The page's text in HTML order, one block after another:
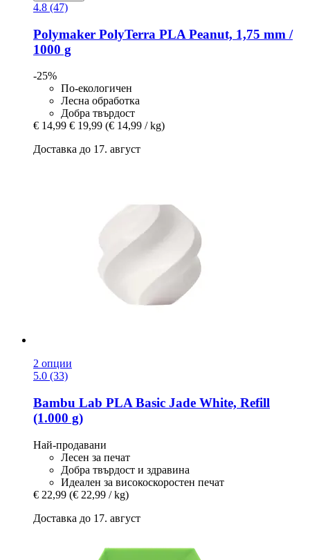
4.8 (47)
Polymaker PolyTerra PLA Peanut, 1,75 mm /
1000 g
-25%
По-екологичен
Лесна обработка
Добра твърдост
€ 14,99 € 19,99 (€ 14,99 / kg)
Доставка до 17. август
2 опции
5.0 (33)
Bambu Lab PLA Basic Jade White, Refill
(1.000 g)
Най-продавани
Лесен за печат
Добра твърдост и здравина
Идеален за високоскоростен печат
€ 22,99 (€ 22,99 / kg)
Доставка до 17. август